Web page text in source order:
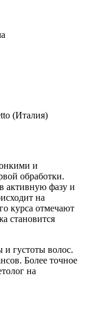
(Италия)
и
обработки.
активную фазу и
на
курса отмечают
становится
и густоты волос.
Более точное
на